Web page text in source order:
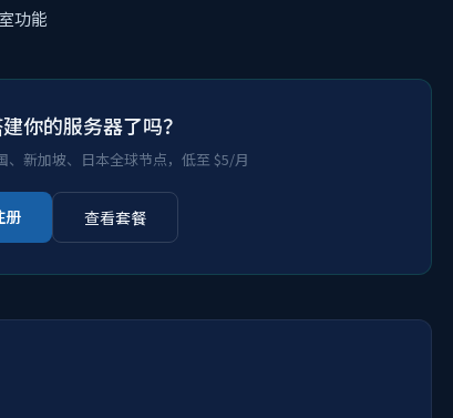
功能
你的服务器了吗？
、新加坡、日本全球节点，低至 $5/月
册 查看套餐